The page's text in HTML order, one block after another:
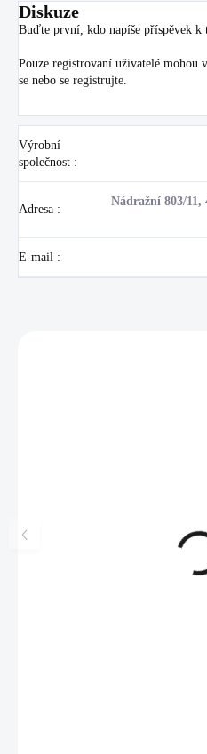
Diskuze
Buďte první, kdo napíše příspěvek k
Pouze registrovaní uživatelé mohou
se nebo se registrujte
Výrobní
společnost :
Adresa :
Nádražní 803/11,
E-mail :